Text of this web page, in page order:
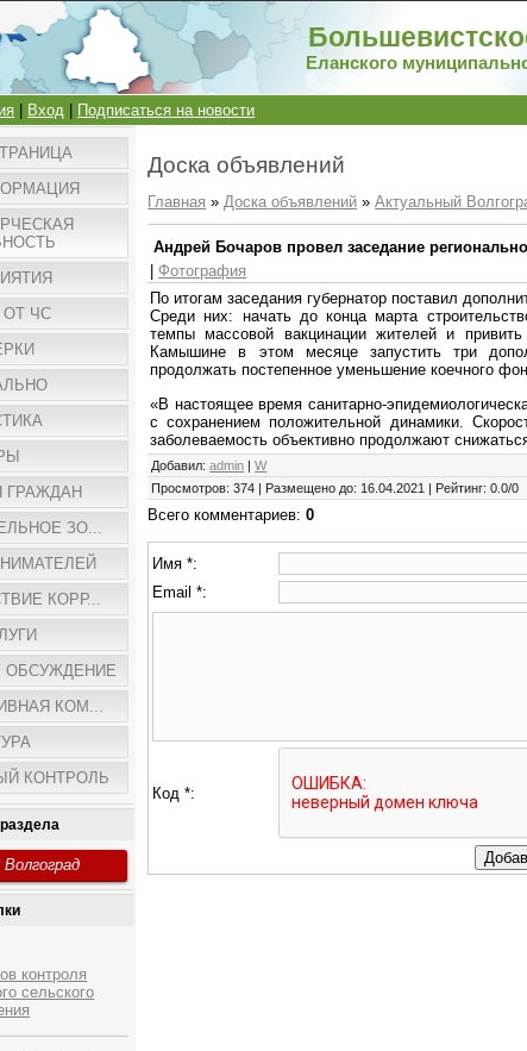
Еланского
Вход Подписаться на новости
ЧС
ГРАЖДАН
ЗО...
КОРР...
ОБСУЖДЕНИЕ
КОМ...
КОНТРОЛЬ
контроля
сельского
Доска объявлений
Главная »Доска объявлений »Актуальный
Андрей Бочаров провел заседание
|Фотография
По итогам заседания губернатор поставил
Среди них: начать до конца марта
темпы массовой вакцинации жителей и
Камышине в этом месяце запустить три
продолжать постепенное уменьшение коечного
«В настоящее время санитарно-
с сохранением положительной динамики.
заболеваемость объективно продолжают
Добавил: admin |W
Просмотров: 374 Размещено до: 16.04.2021 Рейтинг: 0.0/0
Всего комментариев:0
Имя *:
Email *:
Код *: